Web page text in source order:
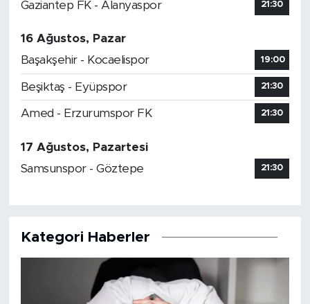
Gaziantep FK - Alanyaspor 21:30
16 Ağustos, Pazar
Başakşehir - Kocaelispor
19:00
Beşiktaş - Eyüpspor 21:30
Amed - Erzurumspor FK 21:30
17 Ağustos, Pazartesi
Samsunspor - Göztepe
21:30
Kategori Haberler